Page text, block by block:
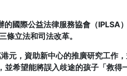
國際公益法律服務協會（IPLSA）
立法和司法改革。
元，資助新中心的推廣研究工作
並希望能將誤入歧途的孩子「救得